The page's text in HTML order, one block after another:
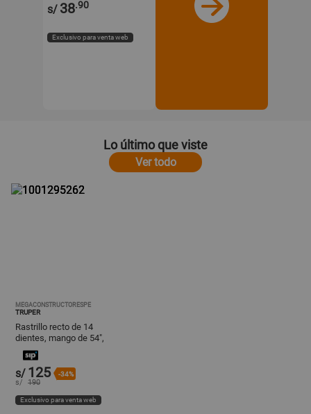
s/ 38.90
Exclusivo para venta web
Lo último que viste
Ver todo
MEGACONSTRUCTORESPE
TRUPER
Rastrillo recto de 14
dientes, mango de 54",
truper
s/ 125 -34%
s/ 190
Exclusivo para venta web